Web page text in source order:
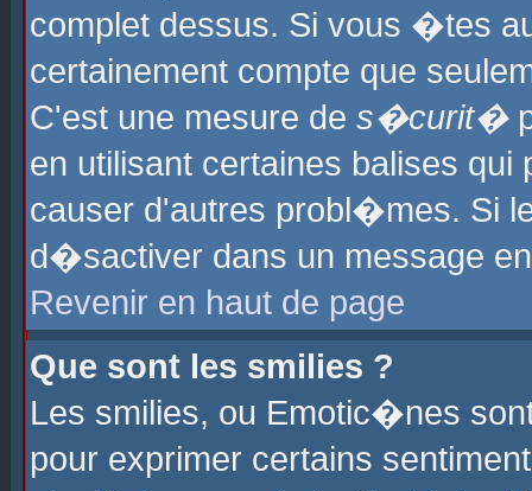
complet dessus. Si vous �tes
certainement compte que
C'est une mesure de s�curit�
en utilisant certaines balises
causer d'autres probl�mes. Si
d�sactiver dans un message
Revenir en haut de page
Que sont les smilies ?
Les smilies, ou Emotic�nes
pour exprimer certains